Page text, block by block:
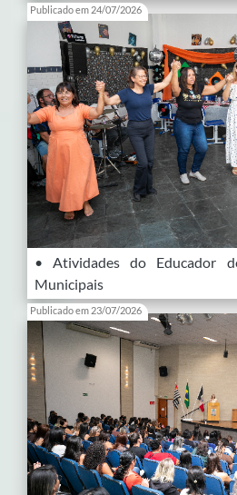
• Atividades do Educador
Municipais
Publicado em 24/07/2026
Publicado em 23/07/2026